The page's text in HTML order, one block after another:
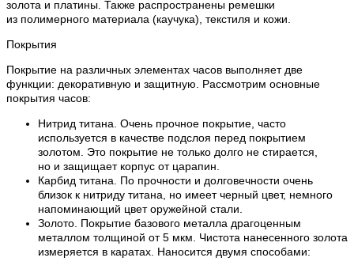
золота и платины. Также распространены ремешки
из полимерного материала (каучука), текстиля и кожи.
Покрытия
Покрытие на различных элементах часов выполняет две
функции: декоративную и защитную. Рассмотрим основные
покрытия часов:
Нитрид титана. Очень прочное покрытие, часто
используется в качестве подслоя перед покрытием
золотом. Это покрытие не только долго не стирается,
но и защищает корпус от царапин.
Карбид титана. По прочности и долговечности очень
близок к нитриду титана, но имеет черный цвет, немного
напоминающий цвет оружейной стали.
Золото. Покрытие базового металла драгоценным
металлом толщиной от 5 мкм. Чистота нанесенного золота
измеряется в каратах. Наносится двумя способами: